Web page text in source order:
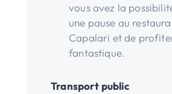
vous avez la
une pause au
Capalari et de
fantastique.
Transport public